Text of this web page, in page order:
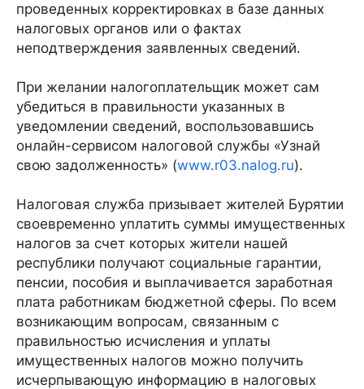
проведенных корректировках в базе данных
налоговых органов или о фактах
неподтверждения заявленных сведений.
При желании налогоплательщик может сам
убедиться в правильности указанных в
уведомлении сведений, воспользовавшись
онлайн-сервисом налоговой службы «Узнай
свою задолженность» (www.r03.nalog.ru).
Налоговая служба призывает жителей Бурятии
своевременно уплатить суммы имущественных
налогов за счет которых жители нашей
республики получают социальные гарантии,
пенсии, пособия и выплачивается заработная
плата работникам бюджетной сферы. По всем
возникающим вопросам, связанным с
правильностью исчисления и уплаты
имущественных налогов можно получить
исчерпывающую информацию в налоговых